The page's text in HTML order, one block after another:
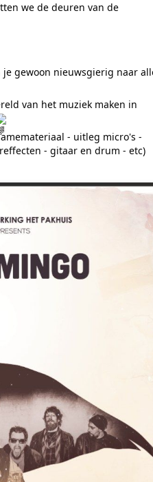
we de deuren van de
gewoon nieuwsgierig naar
van het muziek maken in
- uitleg micro's -
- gitaar en drum - etc)